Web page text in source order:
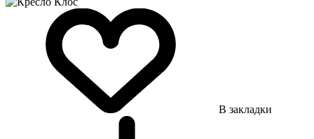
В закладки